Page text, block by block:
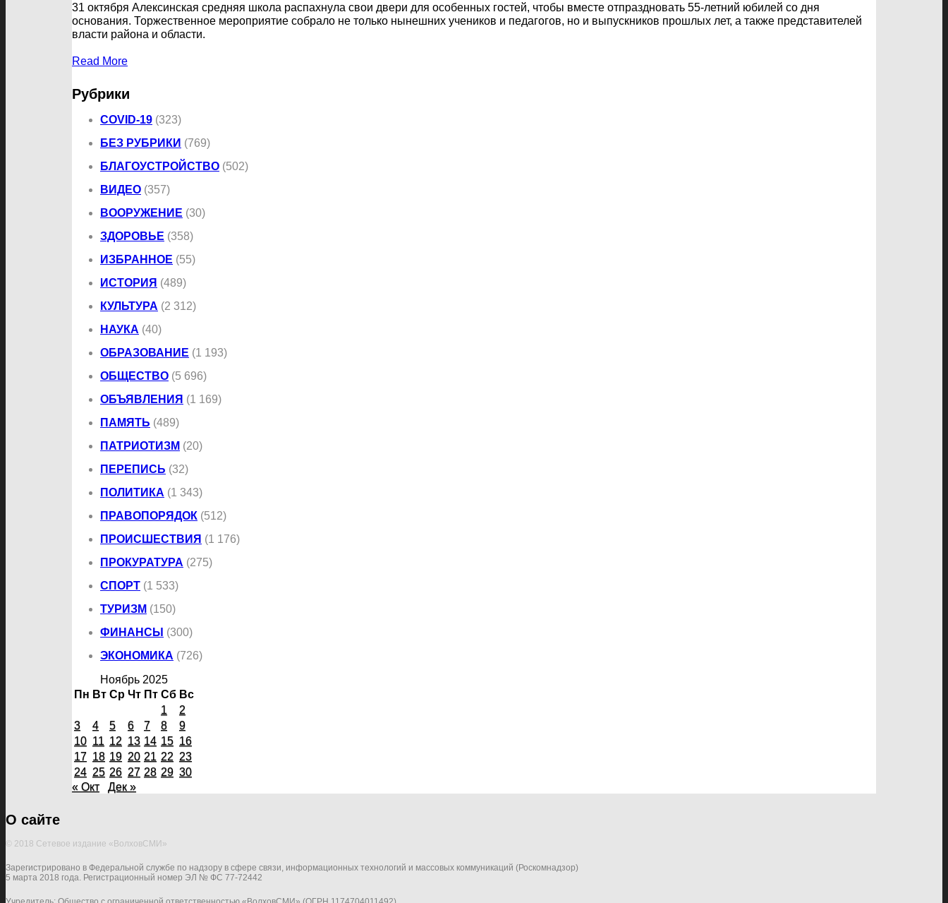
31 октября Алексинская средняя школа распахнула свои двери для особенных гостей, чтобы вместе отпраздновать 55-летний юбилей со дня
основания. Торжественное мероприятие собрало не только нынешних учеников и педагогов, но и выпускников прошлых лет, а также представителей
власти района и области.
Read More
Рубрики
COVID-19 (323)
БЕЗ РУБРИКИ (769)
БЛАГОУСТРОЙСТВО (502)
ВИДЕО (357)
ВООРУЖЕНИЕ (30)
ЗДОРОВЬЕ (358)
ИЗБРАННОЕ (55)
ИСТОРИЯ (489)
КУЛЬТУРА (2 312)
НАУКА (40)
ОБРАЗОВАНИЕ (1 193)
ОБЩЕСТВО (5 696)
ОБЪЯВЛЕНИЯ (1 169)
ПАМЯТЬ (489)
ПАТРИОТИЗМ (20)
ПЕРЕПИСЬ (32)
ПОЛИТИКА (1 343)
ПРАВОПОРЯДОК (512)
ПРОИСШЕСТВИЯ (1 176)
ПРОКУРАТУРА (275)
СПОРТ (1 533)
ТУРИЗМ (150)
ФИНАНСЫ (300)
ЭКОНОМИКА (726)
Ноябрь 2025
Пн Вт Ср Чт Пт Сб Вс
1
2
3
4 5 6 7 8
9
10 11 12 13 14 15 16
17 18 19 20 21 22 23
24 25 26 27 28 29 30
« Окт
Дек »
О сайте
© 2018 Сетевое издание «ВолховСМИ»
Зарегистрировано в Федеральной службе по надзору в сфере связи, информационных технологий и массовых коммуникаций (Роскомнадзор)
5 марта 2018 года. Регистрационный номер ЭЛ № ФС 77-72442